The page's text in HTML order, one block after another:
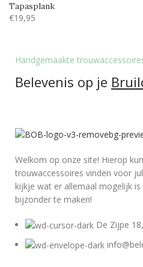
Tapasplank
€19,95
Handgemaakte
Belevenis op je
Welkom op onze site! Hierop
trouwaccessoires vinden voor
kijkje wat er allemaal mogelijk
bijzonder te maken!
De Zijpe